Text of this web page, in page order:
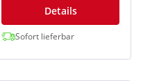
Details
Sofort lieferbar